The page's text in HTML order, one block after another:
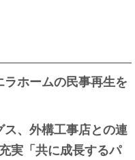
ホームの民事再生を
、外構工事店との連
実「共に成長するパ